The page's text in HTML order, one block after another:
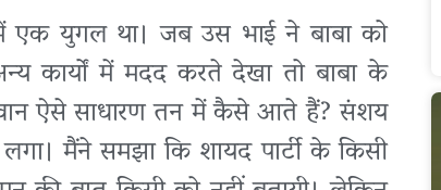
एक युगल था। जब उस भाई ने बाबा को
कार्यों में मदद करते देखा तो बाबा के
ऐसे साधारण तन में कैसे आते हैं? संशय
मैंने समझा कि शायद पार्टी के किसी